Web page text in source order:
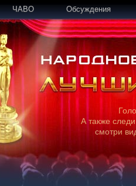
ЧАВО Обсуждения
А также
смотри